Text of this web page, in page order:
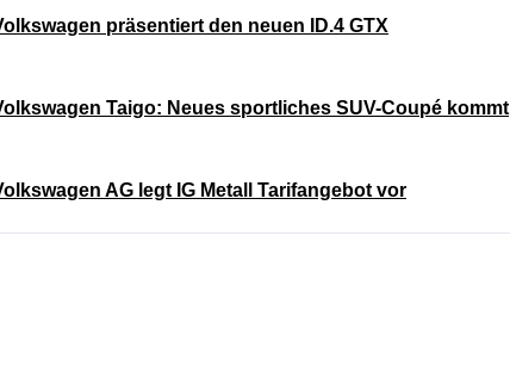
präsentiert den neuen ID.4 GTX
Taigo: Neues sportliches SUV-Coupé kommt
AG legt IG Metall Tarifangebot vor